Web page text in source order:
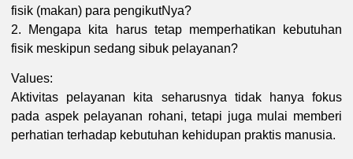
fisik (makan) para pengikutNya?
2. Mengapa kita harus tetap memperhatikan kebutuhan
fisik meskipun sedang sibuk pelayanan?
Values:
Aktivitas pelayanan kita seharusnya tidak hanya fokus
pada aspek pelayanan rohani, tetapi juga mulai memberi
perhatian terhadap kebutuhan kehidupan praktis manusia.